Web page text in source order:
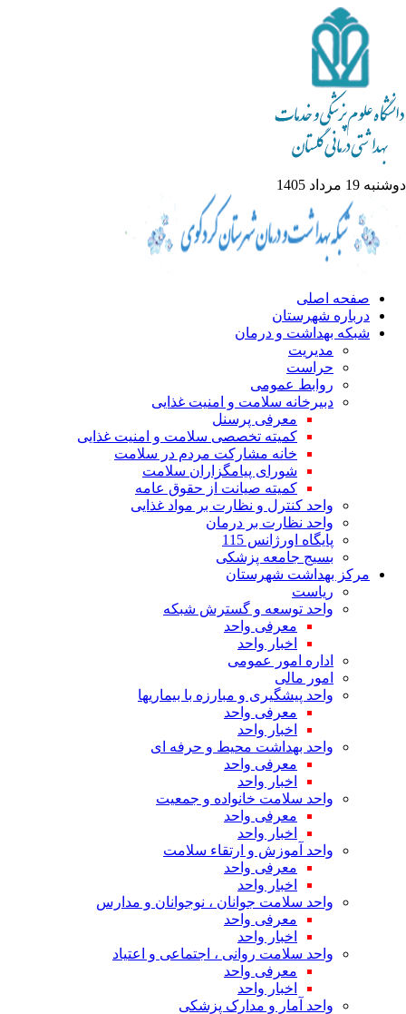
19 مرداد 1405
صفحه اصلی
درباره شهرستان
شبکه بهداشت و درمان
مدیریت
حراست
روابط عمومی
دبیرخانه سلامت و امنیت غذایی
معرفی پرسنل
کمیته تخصصی سلامت و امنیت غذایی
خانه مشارکت مردم در سلامت
شورای پیامگزاران سلامت
کمیته صیانت از حقوق عامه
واحد کنترل و نظارت بر مواد غذایی
واحد نظارت بر درمان
پایگاه اورژانس 115
بسیج جامعه پزشکی
مرکز بهداشت شهرستان
ریاست
واحد توسعه و گسترش شبکه
معرفی واحد
اخبار واحد
اداره امور عمومی
امور مالی
واحد پیشگیری و مبارزه با بیماریها
معرفی واحد
اخبار واحد
واحد بهداشت محیط و حرفه ای
معرفی واحد
اخبار واحد
واحد سلامت خانواده و جمعیت
معرفی واحد
اخبار واحد
واحد آموزش و ارتقاء سلامت
معرفی واحد
اخبار واحد
واحد سلامت جوانان ، نوجوانان و مدارس
معرفی واحد
اخبار واحد
واحد سلامت روانی ، اجتماعی و اعتیاد
معرفی واحد
اخبار واحد
واحد آمار و مدارک پزشکی